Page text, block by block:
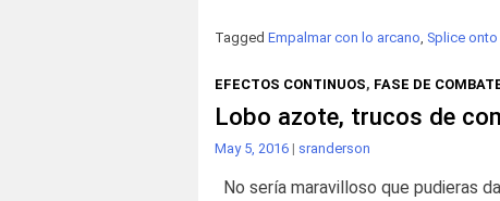
Tagged Empalmar con lo arcano, Splice
EFECTOS CONTINUOS, FASE DE
Lobo azote, trucos de
May 5, 2016 | sranderson
No sería maravilloso que pudieras